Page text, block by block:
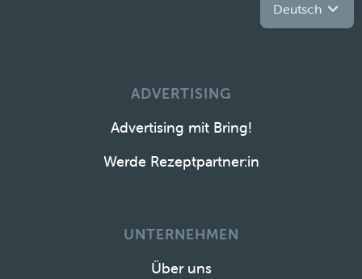
Deutsch
ADVERTISING
Advertising mit Bring!
Werde Rezeptpartner:in
UNTERNEHMEN
Über uns